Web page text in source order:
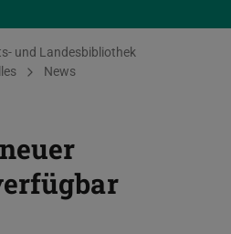
und Landesbibliothek
News